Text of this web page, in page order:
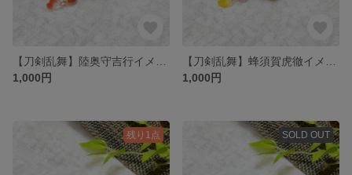
1,000円
1,000円
残り1点 SOLD OUT